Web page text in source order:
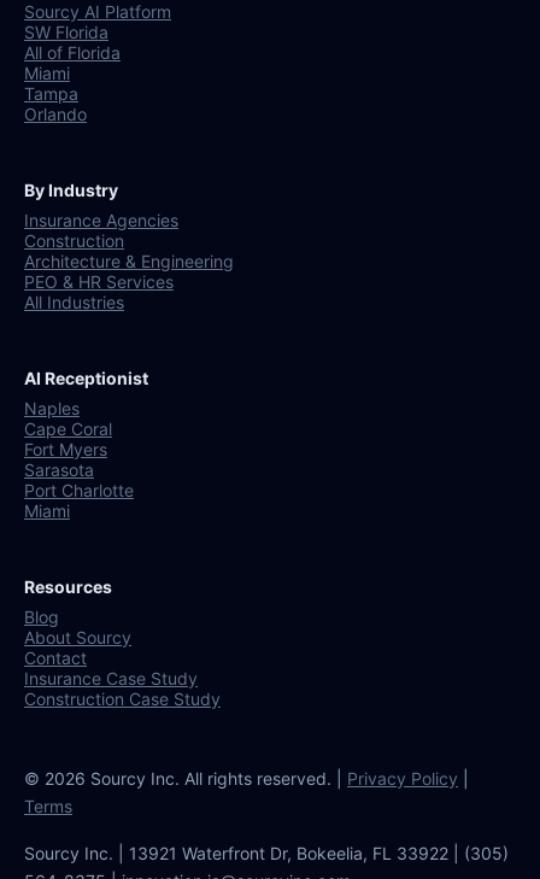
Sourcy AI Platform
SW Florida
All of Florida
Miami
Tampa
Orlando
By Industry
Insurance Agencies
Construction
Architecture & Engineering
PEO & HR Services
All Industries
AI Receptionist
Naples
Cape Coral
Fort Myers
Sarasota
Port Charlotte
Miami
Resources
Blog
About Sourcy
Contact
Insurance Case Study
Construction Case Study
© 2026 Sourcy Inc. All rights reserved. | Privacy Policy
Terms
Sourcy Inc. | 13921 Waterfront Dr, Bokeelia, FL 33922 | (305)